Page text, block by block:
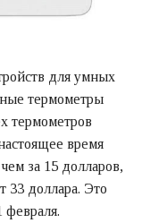
для умных
термометры
термометров
время
за 15 долларов,
33 доллара. Это
февраля.